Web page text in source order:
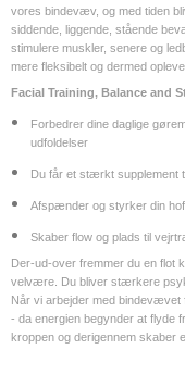
vores bindevæv, og med tiden
siddende, liggende, stående
stimulere muskler, senere og
mere fleksibelt og dermed
Facial Training, Balance and
Forbedrer dine daglige
udfoldelser
Du får et stærkt supplement
Afspænder og styrker din
Skaber flow og plads til
Der-ud-over fremmer du en flot
velvære. Du bliver stærkere
Når vi arbejder med
- da energien begynder at flyde
kroppen og derigennem skaber